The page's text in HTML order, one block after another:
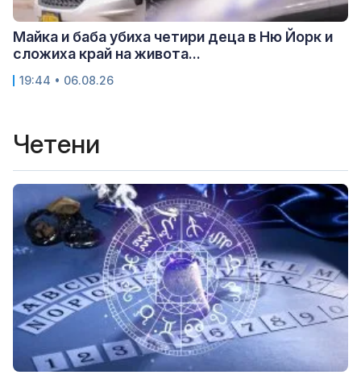
Майка и баба убиха четири деца в Ню Йорк и
сложиха край на живота...
19:44 • 06.08.26
Четени